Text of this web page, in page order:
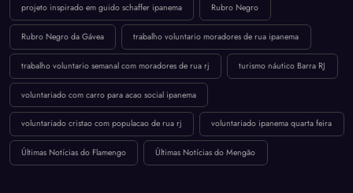
projeto inspirado em guido schaffer ipanema Rubro Negro
Rubro Negro da Gávea trabalho voluntario moradores de rua ipanema
trabalho voluntario semanal com moradores de rua rj turismo náutico Barra RJ
voluntariado com carro para acao social ipanema
voluntariado cristao com populacao de rua rj voluntariado ipanema quarta feira
Últimas Notícias do Flamengo Últimas Notícias do Mengão